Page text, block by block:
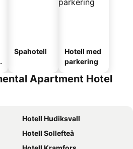
Spahotell
Hotell med
parkering
Apartment Hotel
Hotell Hudiksvall
Hotell Sollefteå